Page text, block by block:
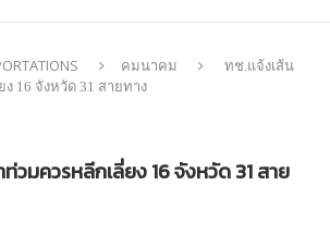
คมนาคม
ทช.แจ้งเส้น
16 จังหวัด 31 สายทาง
วมควรหลีกเลี่ยง 16 จังหวัด 31 สาย